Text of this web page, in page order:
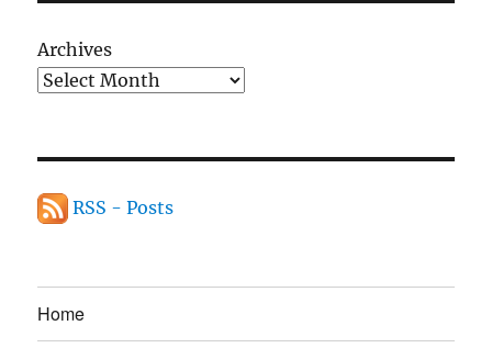
Archives
RSS - Posts
Home